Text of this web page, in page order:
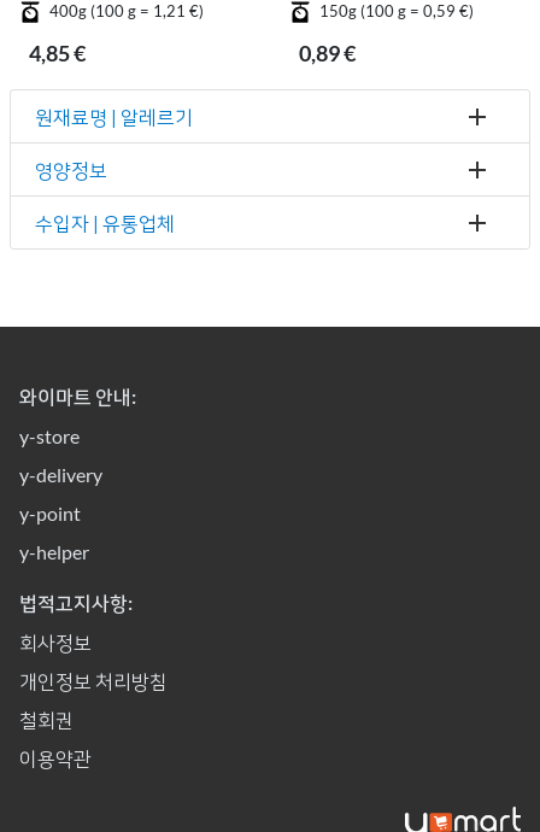
400g (100 g = 1,21 €)
4,85 €
150g (100 g = 0,59 €)
0,89 €
원재료명 | 알레르기
영양정보
수입자 | 유통업체
와이마트 안내:
y-store
y-delivery
y-point
y-helper
법적고지사항:
회사정보
개인정보 처리방침
철회권
이용약관